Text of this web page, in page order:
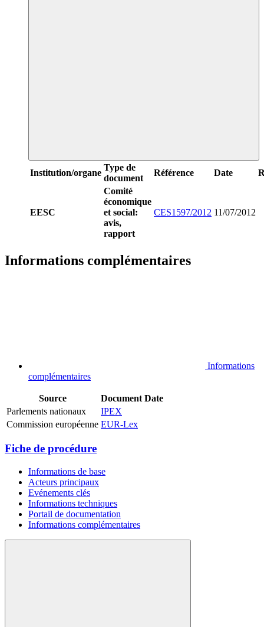
Institution/organe
Type de
document
Référence Date
EESC
Comité
économique
et social:
avis,
rapport
CES1597/2012 11/07/2012
Informations complémentaires
Informations
complémentaires
Source Document Date
Parlements nationaux
IPEX
Commission européenne EUR-Lex
Fiche de procédure
Informations de base
Acteurs principaux
Evénements clés
Informations techniques
Portail de documentation
Informations complémentaires